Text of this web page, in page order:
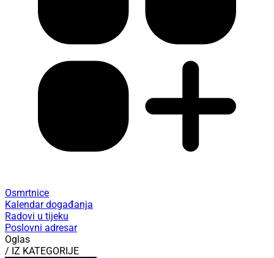
Osmrtnice
Kalendar događanja
Radovi u tijeku
Poslovni adresar
Oglas
/ IZ KATEGORIJE